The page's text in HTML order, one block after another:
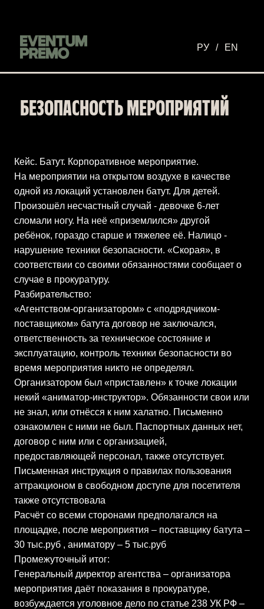
РУ / EN
БЕЗОПАСНОСТЬ МЕРОПРИЯТИЙ
Кейс. Батут. Корпоративное мероприятие.
На мероприятии на открытом воздухе в качестве
одной из локаций установлен батут. Для детей.
Произошёл несчастный случай - девочке 6-лет
сломали ногу. На неё «приземлился» другой
ребёнок, гораздо старше и тяжелее её. Налицо -
нарушение техники безопасности. «Скорая», в
соответствии со своими обязанностями сообщает о
случае в прокуратуру.
Разбирательство:
«Агентством-организатором» с «подрядчиком-
поставщиком» батута договор не заключался,
ответственность за техническое состояние и
эксплуатацию, контроль техники безопасности во
время мероприятия никто не определял.
Организатором был «приставлен» к точке локации
некий «аниматор-инструктор». Обязанности свои или
не знал, или отнёсся к ним халатно. Письменно
ознакомлен с ними не был. Паспортных данных нет,
договор с ним или с организацией,
предоставляющей персонал, также отсутствует.
Письменная инструкция о правилах пользования
аттракционом в свободном доступе для посетителя
также отсутствовала
Расчёт со всеми сторонами предполагался на
площадке, после мероприятия – поставщику батута –
30 тыс.руб , аниматору – 5 тыс.руб
Промежуточный итог:
Генеральный директор агентства – организатора
мероприятия даёт показания в прокуратуре,
возбуждается уголовное дело по статье 238 УК РФ –